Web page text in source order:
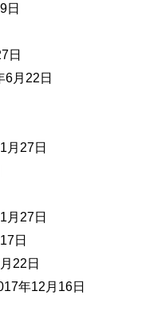
日
日
6月22日
月27日
月27日
日
22日
年12月16日